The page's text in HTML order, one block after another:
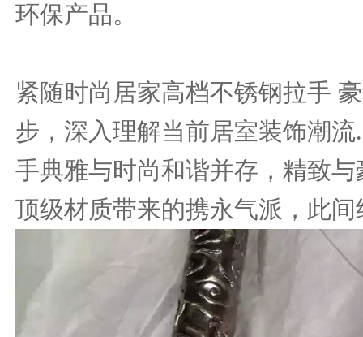
环保产品。
紧随时尚居家高档不锈钢拉手
步，深入理解当前居室装饰潮流.
手典雅与时尚和谐并存，精致
顶级材质带来的携永气派，此